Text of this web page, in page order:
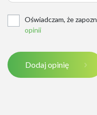
Oświadczam, że
opinii
Dodaj opinię